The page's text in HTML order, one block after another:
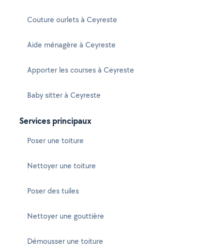
Couture ourlets à Ceyreste
Aide ménagère à Ceyreste
Apporter les courses à Ceyreste
Baby sitter à Ceyreste
Services principaux
Poser une toiture
Nettoyer une toiture
Poser des tuiles
Nettoyer une gouttière
Démousser une toiture